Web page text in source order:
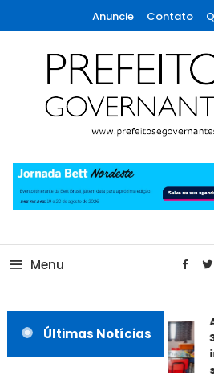
To
Content
Anuncie Contato
Prefeitos &
Menu
Últimas Notícias